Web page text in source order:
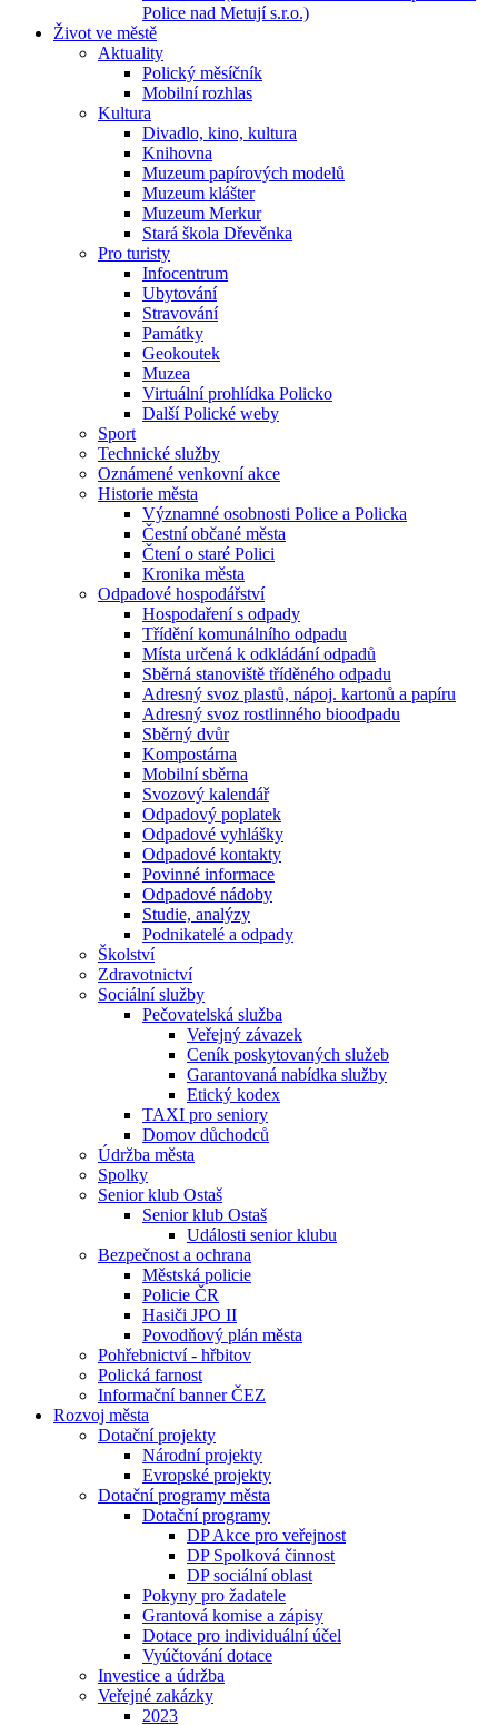
Police nad Metují s.r.o.)
Život ve městě
Aktuality
Polický měsíčník
Mobilní rozhlas
Kultura
Divadlo, kino, kultura
Knihovna
Muzeum papírových modelů
Muzeum klášter
Muzeum Merkur
Stará škola Dřevěnka
Pro turisty
Infocentrum
Ubytování
Stravování
Památky
Geokoutek
Muzea
Virtuální prohlídka Policko
Další Polické weby
Sport
Technické služby
Oznámené venkovní akce
Historie města
Významné osobnosti Police a Policka
Čestní občané města
Čtení o staré Polici
Kronika města
Odpadové hospodářství
Hospodaření s odpady
Třídění komunálního odpadu
Místa určená k odkládání odpadů
Sběrná stanoviště tříděného odpadu
Adresný svoz plastů, nápoj. kartonů a papíru
Adresný svoz rostlinného bioodpadu
Sběrný dvůr
Kompostárna
Mobilní sběrna
Svozový kalendář
Odpadový poplatek
Odpadové vyhlášky
Odpadové kontakty
Povinné informace
Odpadové nádoby
Studie, analýzy
Podnikatelé a odpady
Školství
Zdravotnictví
Sociální služby
Pečovatelská služba
Veřejný závazek
Ceník poskytovaných služeb
Garantovaná nabídka služby
Etický kodex
TAXI pro seniory
Domov důchodců
Údržba města
Spolky
Senior klub Ostaš
Senior klub Ostaš
Události senior klubu
Bezpečnost a ochrana
Městská policie
Policie ČR
Hasiči JPO II
Povodňový plán města
Pohřebnictví - hřbitov
Polická farnost
Informační banner ČEZ
Rozvoj města
Dotační projekty
Národní projekty
Evropské projekty
Dotační programy města
Dotační programy
DP Akce pro veřejnost
DP Spolková činnost
DP sociální oblast
Pokyny pro žadatele
Grantová komise a zápisy
Dotace pro individuální účel
Vyúčtování dotace
Investice a údržba
Veřejné zakázky
2023